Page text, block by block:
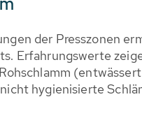
der Presszonen
Erfahrungswerte
hygienisierte